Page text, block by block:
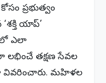
ప్రభుత్వం
యాప్’
ఎలా
తక్షణ సేవల
వివరించారు. మహిళల